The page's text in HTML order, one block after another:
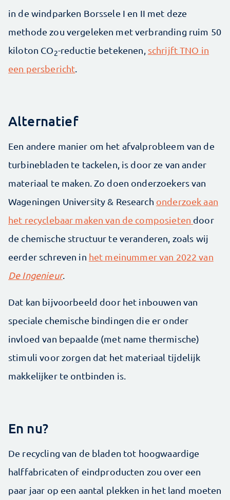
in de windparken Borssele I en II met deze
methode zou vergeleken met verbranding ruim 50
kiloton CO2-reductie betekenen, schrijft TNO in
een persbericht.
Alternatief
Een andere manier om het afvalprobleem van de
turbinebladen te tackelen, is door ze van ander
materiaal te maken. Zo doen onderzoekers van
Wageningen University & Research onderzoek aan
het recyclebaar maken van de composieten door
de chemische structuur te veranderen, zoals wij
eerder schreven in het meinummer van 2022 van
De Ingenieur.
Dat kan bijvoorbeeld door het inbouwen van
speciale chemische bindingen die er onder
invloed van bepaalde (met name thermische)
stimuli voor zorgen dat het materiaal tijdelijk
makkelijker te ontbinden is.
En nu?
De recycling van de bladen tot hoogwaardige
halffabricaten of eindproducten zou over een
paar jaar op een aantal plekken in het land moeten